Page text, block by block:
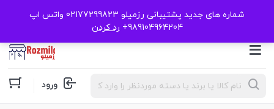
شماره های جدید پشتیبانی رزمیلو 02177299823 واتس اپ
989104964204+
رد کردن
Products
search ورود